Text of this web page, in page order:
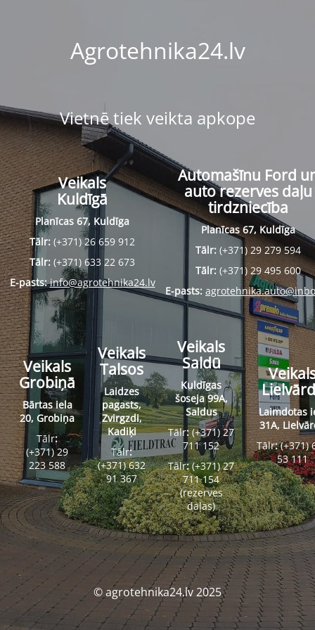
Agrotehnika24.lv
Vietnē tiek veikta apkope
Veikals
Kuldīgā
Planīcas 67, Kuldīga
Tālr: (+371) 26 659 912
Tālr: (+371) 633 22 673
E-pasts:info@agrotehnika24.lv
Automašīnu Ford
auto rezerves daļu
tirdzniecība
Planīcas 67, Kuldīga
Tālr: (+371) 29 279 594
Tālr: (+371) 29 495 600
E-pasts:
Veikals
Grobiņā
Bārtas iela
20, Grobiņa
Tālr:
(+371) 29
223 588
Veikals
Talsos
Laidzes
pagasts,
Zvirgzdi,
Kadiķi
Tālr:
(+371) 632
91 367
Veikals
Saldū
Kuldīgas
šoseja 99A,
Saldus
Tālr:(+371) 27
711 152
Tālr:(+371) 27
711 154
(rezerves
daļas)
Laimdotas
31A,
Tālr:(+371)
53 111
© agrotehnika24.lv 2025